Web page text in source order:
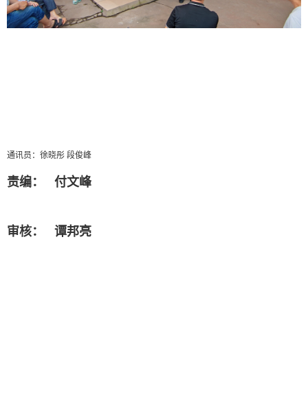
通讯员：徐晓彤 段俊峰
责编： 付文峰
审核： 谭邦亮